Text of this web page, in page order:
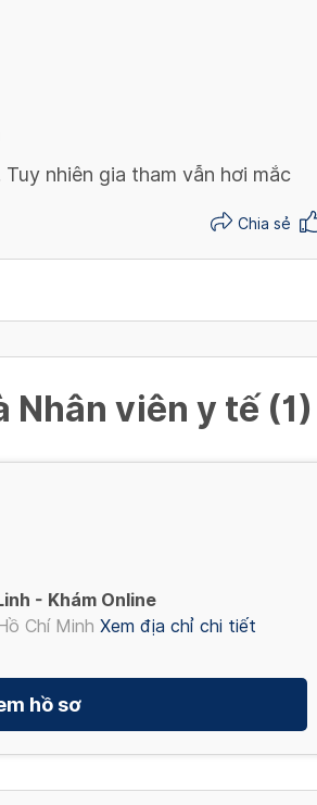
nhiên gia tham vẫn hơi mắc
Chia sẻ
Nhân viên y tế (1)
- Khám Online
Chí Minh Xem địa chỉ chi tiết
hồ sơ